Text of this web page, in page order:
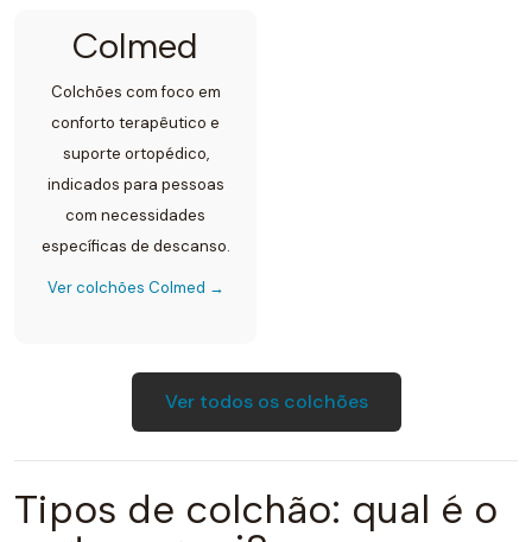
Colmed
Colchões com foco em
conforto terapêutico e
suporte ortopédico,
indicados para pessoas
com necessidades
específicas de descanso.
Ver colchões Colmed →
Ver todos os colchões
Tipos de colchão: qual é o